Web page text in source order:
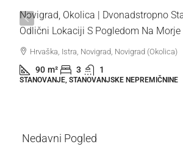
Novigrad, Okolica | Dvonadstropno
Odlični Lokaciji S Pogledom Na Morje
Hrvaška, Istra, Novigrad, Novigrad (Okolica)
90 m² 3 1
STANOVANJE, STANOVANJSKE NEPREMIČNINE
Nedavni Pogled